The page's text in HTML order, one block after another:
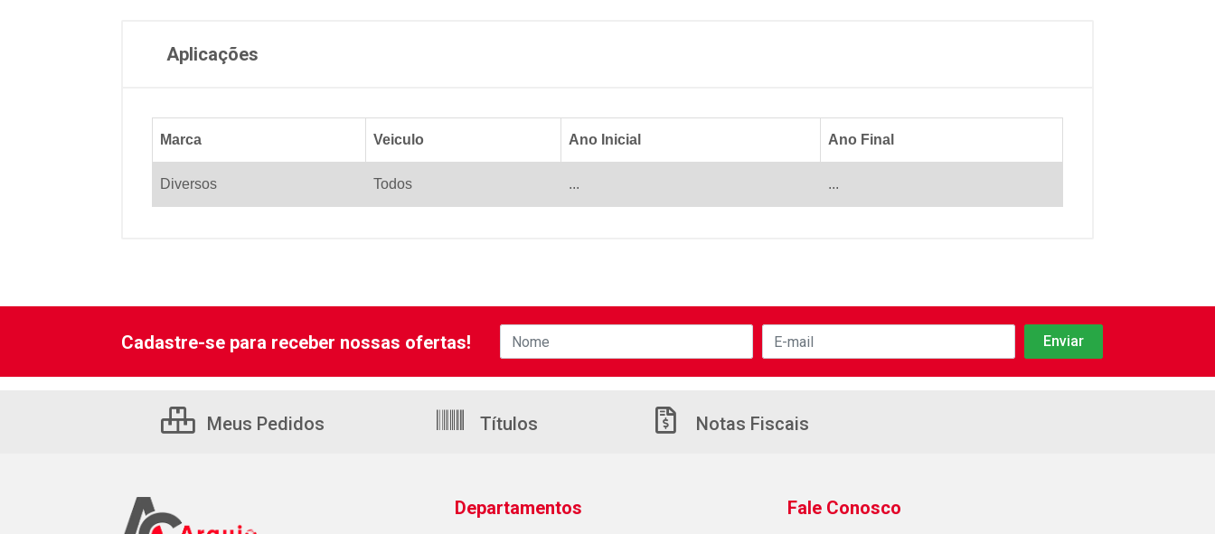
Aplicações
Marca Veiculo Ano Inicial Ano Final
Diversos Todos ... ...
Cadastre-se para receber nossas ofertas!
Meus Pedidos Títulos Notas Fiscais
Departamentos Fale Conosco